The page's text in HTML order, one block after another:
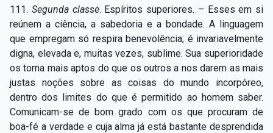
111. Segunda classe. Espíritos superiores. – Esses em si
reúnem a ciência, a sabedoria e a bondade. A linguagem
que empregam só respira benevolência; é invariavelmente
digna, elevada e, muitas vezes, sublime. Sua superioridade
os torna mais aptos do que os outros a nos darem as mais
justas noções sobre as coisas do mundo incorpóreo,
dentro dos limites do que é permitido ao homem saber.
Comunicam-se de bom grado com os que procuram de
boa-fé a verdade e cuja alma já está bastante desprendida